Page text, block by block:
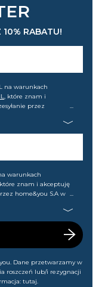
10% RABATU!
na warunkach
, które znam i
przez
mogę tę zgodę w
warunkach
które znam i akceptuję
home&you S.A w
w każdej chwili
Dane przetwarzamy w
roszczeń lub/i rezygnacji
tutaj.